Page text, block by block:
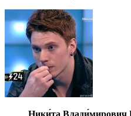
Ники́та Влади́мирович